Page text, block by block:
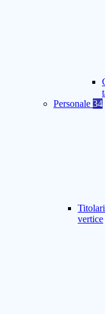
Personale 34
vertice